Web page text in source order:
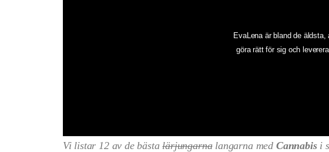
EvaLena är bland de
göra rätt för sig och
Vi listar 12 av de bästalärjungarnalangarna med Cannabisi